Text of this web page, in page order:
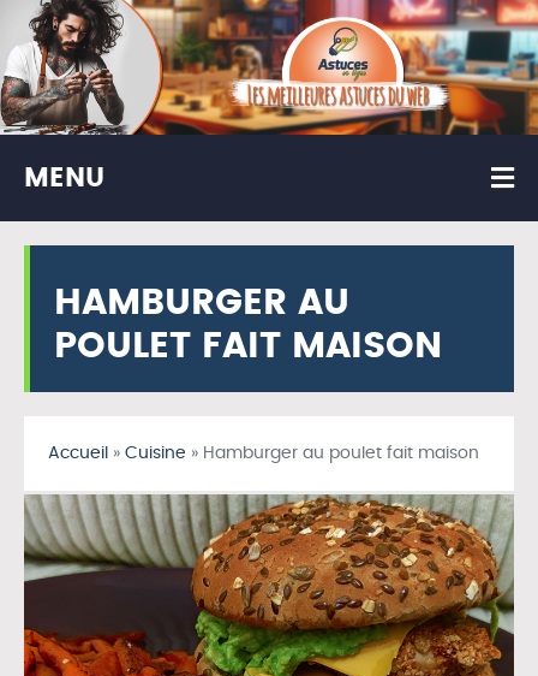
MENU
HAMBURGER AU
POULET FAIT MAISON
Accueil » Cuisine » Hamburger au poulet fait maison